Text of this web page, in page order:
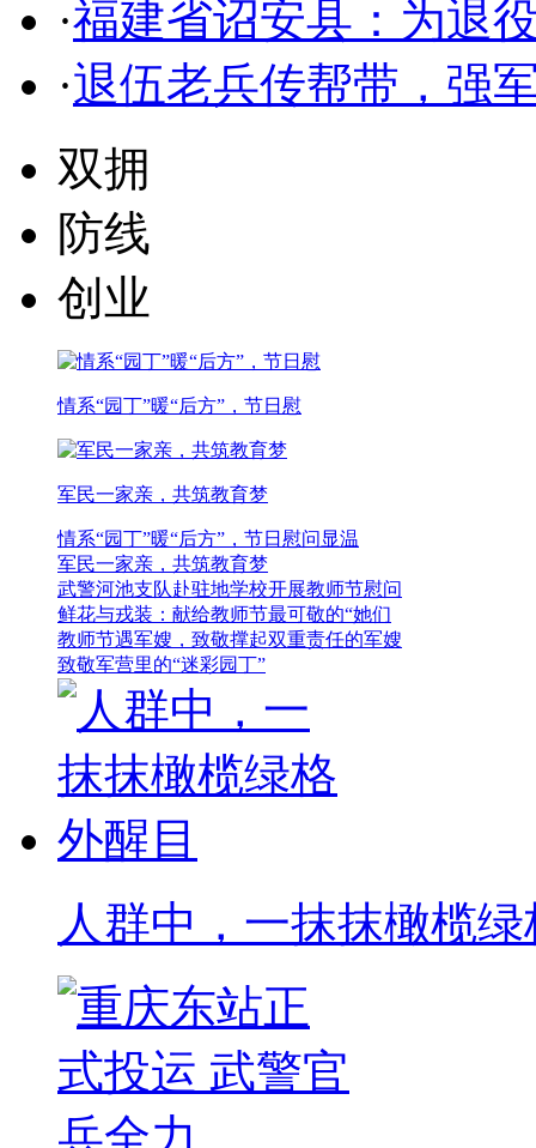
·福建省诏安县：为退
·退伍老兵传帮带，强
双拥
防线
创业
情系“园丁”暖“后方”，节日慰
军民一家亲，共筑教育梦
情系“园丁”暖“后方”，节日慰问显温
军民一家亲，共筑教育梦
武警河池支队赴驻地学校开展教师节慰问
鲜花与戎装：献给教师节最可敬的“她们
教师节遇军嫂，致敬撑起双重责任的军嫂
致敬军营里的“迷彩园丁”
人群中，一抹抹橄榄